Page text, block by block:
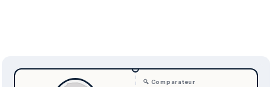
🔍 Comparateur